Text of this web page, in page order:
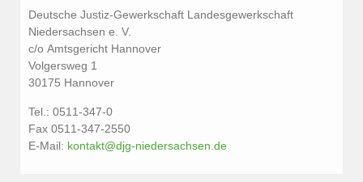
Deutsche Justiz-Gewerkschaft Landesgewerkschaft
Niedersachsen e. V.
c/o Amtsgericht Hannover
Volgersweg 1
30175 Hannover
Tel.: 0511-347-0
Fax 0511-347-2550
E-Mail: kontakt@djg-niedersachsen.de